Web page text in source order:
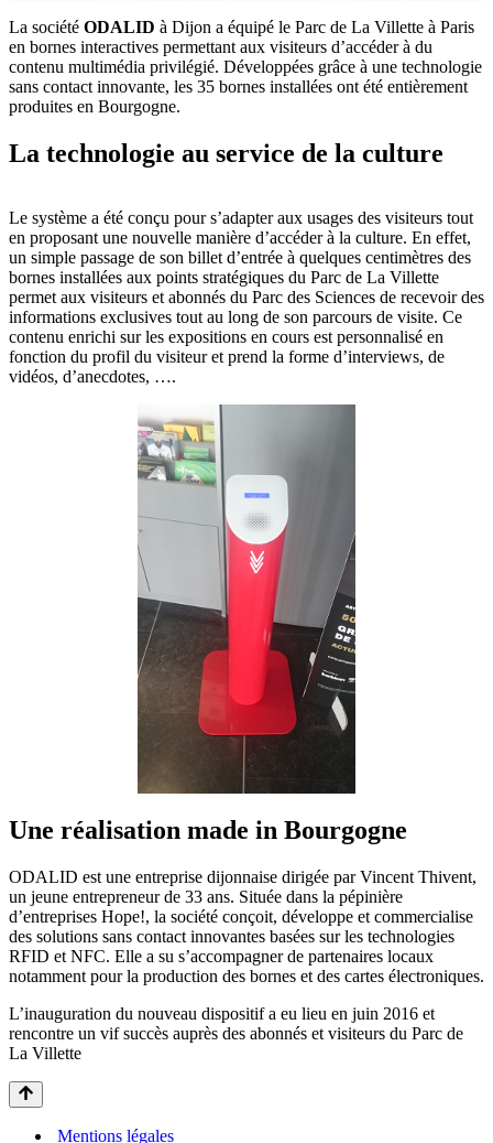
La société ODALID à Dijon a équipé le Parc de La Villette à Paris
en bornes interactives permettant aux visiteurs d’accéder à du
contenu multimédia privilégié. Développées grâce à une technologie
sans contact innovante, les 35 bornes installées ont été entièrement
produites en Bourgogne.
La technologie au service de la culture
Le système a été conçu pour s’adapter aux usages des visiteurs tout
en proposant une nouvelle manière d’accéder à la culture. En effet,
un simple passage de son billet d’entrée à quelques centimètres des
bornes installées aux points stratégiques du Parc de La Villette
permet aux visiteurs et abonnés du Parc des Sciences de recevoir des
informations exclusives tout au long de son parcours de visite. Ce
contenu enrichi sur les expositions en cours est personnalisé en
fonction du profil du visiteur et prend la forme d’interviews, de
vidéos, d’anecdotes, ….
Une réalisation made in Bourgogne
ODALID est une entreprise dijonnaise dirigée par Vincent Thivent,
un jeune entrepreneur de 33 ans. Située dans la pépinière
d’entreprises Hope!, la société conçoit, développe et commercialise
des solutions sans contact innovantes basées sur les technologies
RFID et NFC. Elle a su s’accompagner de partenaires locaux
notamment pour la production des bornes et des cartes électroniques.
L’inauguration du nouveau dispositif a eu lieu en juin 2016 et
rencontre un vif succès auprès des abonnés et visiteurs du Parc de
La Villette
Mentions légales